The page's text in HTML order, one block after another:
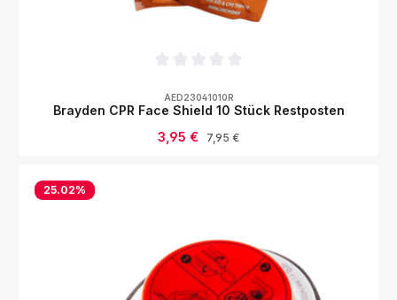
AED23041010R
Brayden CPR Face Shield 10 Stück Restposten
Verkaufspreis:
3,95 € Regulärer Preis:
7,95 €
25.02%